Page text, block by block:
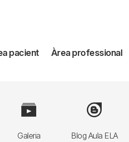
pacient Àrea professional
Galeria
Image
Blog Aula ELA
Image